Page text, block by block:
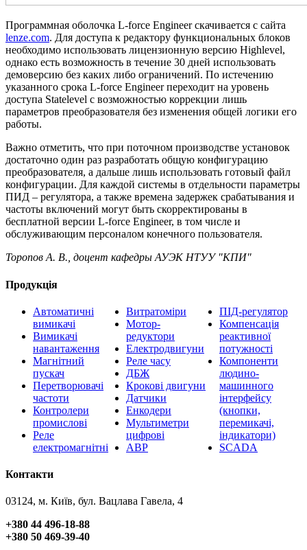
Программная оболочка L-force Engineer скачивается с сайта
lenze.com. Для доступа к редактору функциональных блоков
необходимо использовать лицензионную версию Highlevel,
однако есть возможность в течение 30 дней использовать
демоверсию без каких либо ограничений. По истечению
указанного срока L-force Engineer переходит на уровень
доступа Statelevel с возможностью коррекции лишь
параметров преобразователя без изменения общей логики его
работы.
Важно отметить, что при поточном производстве установок
достаточно один раз разработать общую конфигурацию
преобразователя, а дальше лишь использовать готовый файл
конфигурации. Для каждой системы в отдельности параметры
ПИД – регулятора, а также времена задержек срабатывания и
частоты включений могут быть скорректированы в
бесплатной версии L-force Engineer, в том числе и
обслуживающим персоналом конечного пользователя.
Торопов А. В., доцент кафедры АУЭК НТУУ "КПИ"
Продукція
Автоматичні
вимикачі
Вимикачі
навантаження
Магнітний
пускач
Перетворювачі
частоти
Контролери
промислові
Реле
електромагнітні
Витратоміри
Мотор-
редуктори
Електродвигуни
Реле часу
ДБЖ
Крокові двигуни
Датчики
Енкодери
Мультиметри
цифрові
АВР
ПІД-регулятор
Компенсація
реактивної
потужності
Компоненти
людино-
машинного
інтерфейсу
(кнопки,
перемикачі,
індикатори)
SCADA
Контакти
03124, м. Київ, бул. Вацлава Гавела, 4
+380 44 496-18-88
+380 50 469-39-40